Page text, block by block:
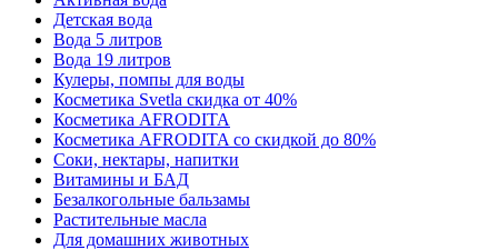
Детская вода
Вода 5 литров
Вода 19 литров
Кулеры, помпы для воды
Косметика Svetla скидка от 40%
Косметика AFRODITA
Косметика AFRODITA со скидкой до 80%
Соки, нектары, напитки
Витамины и БАД
Безалкогольные бальзамы
Растительные масла
Для домашних животных